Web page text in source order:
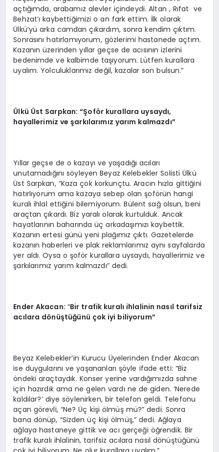
açtığımda, arabamız alevler içindeydi. Altan , Rıfat ve
Behzat’ı kaybettiğimizi o an fark ettim. İlk olarak
Ülkü’yü arka camdan çıkardım, sonra kendim çıktım.
Sonrasını hatırlamıyorum, gözlerimi hastanede açtım.
Kazanın üzerinden yıllar geçse de acısının izlerini
bedenimde ve kalbimde taşıyorum. Lütfen kurallara
uyalım. Yolculuklarımız değil, kazalar son bulsun.”
Ülkü Üst Sarpkan:“Şoför kurallara uysaydı,
hayallerimiz ve şarkılarımız yarım kalmazdı”
Yıllar geçse de o kazayı ve yaşadığı acıları
unutamadığını söyleyen Beyaz Kelebekler Solisti Ülkü
Üst Sarpkan, “Kaza çok korkunçtu. Aracın hızla gittiğini
hatırlıyorum ama kazaya sebep olan şoförün hangi
kuralı ihlal ettiğini bilemiyorum. Bülent sağ olsun, beni
araçtan çıkardı. Biz yaralı olarak kurtulduk. Ancak
hayatlarının baharında üç arkadaşımızı kaybettik.
Kazanın ertesi günü yeni plağımız çıktı. Gazetelerde
kazanın haberleri ve plak reklamlarımız aynı sayfalarda
yer aldı. Oysa o şoför kurallara uysaydı, hayallerimiz ve
şarkılarımız yarım kalmazdı” dedi.
Ender Akacan: “Bir trafik kuralı ihlalinin nasıl tarifsiz
acılara dönüştüğünü çok iyi biliyorum”
Beyaz Kelebekler’in Kurucu Üyelerinden Ender Akacan
ise duygularını ve yaşananları şöyle ifade etti: “Biz
öndeki araçtaydık. Konser yerine vardığımızda sahne
için hazırdık ama ne gelen vardı ne de giden. ‘Nerede
kaldılar?’ diye söylenirken, bir telefon geldi. Telefonu
açan görevli, “Ne? Üç kişi ölmüş mü?” dedi. Sonra
bana dönüp, “Sizden üç kişi ölmüş,” dedi. Ağlaya
ağlaya hastaneye gittik ve acı gerçeği öğrendik. Bir
trafik kuralı ihlalinin, tarifsiz acılara nasıl dönüştüğünü